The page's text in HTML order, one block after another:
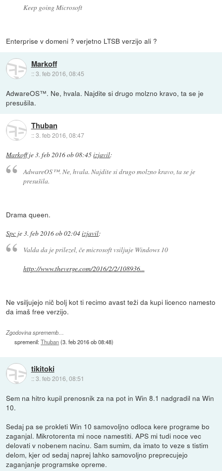
Keep going Microsoft
Enterprise v domeni ? verjetno LTSB verzijo ali ?
Markoff
::3. feb 2016, 08:45
AdwareOS™. Ne, hvala. Najdite si drugo molzno kravo, ta se je
presušila.
Thuban
::3. feb 2016, 08:47
Markoffje3. feb 2016 ob 08:45izjavil:
AdwareOS™. Ne, hvala. Najdite si drugo molzno kravo, ta se je
presušila.
Drama queen.
Spc je3. feb 2016 ob 02:04izjavil:
Valda da je prilezel, če microsoft vsiljuje Windows 10
http://www.theverge.com/2016/2/2/108936...
Ne vsiljujejo nič bolj kot ti recimo avast teži da kupi licenco namesto
da imaš free verzijo.
Zgodovina sprememb…
spremenil:Thuban(3. feb 2016 ob 08:48)
tikitoki
::3. feb 2016, 08:51
Sem na hitro kupil prenosnik za na pot in Win 8.1 nadgradil na Win
10.
Sedaj pa se prokleti Win 10 samovoljno odloca kere programe bo
zaganjal. Mikrotorenta mi noce namestiti. APS mi tudi noce vec
delovati v nobenem nacinu. Sam sumim, da imato to veze s tistim
delom, kjer od sedaj naprej lahko samovoljno preprecujejo
zaganjanje programske opreme.